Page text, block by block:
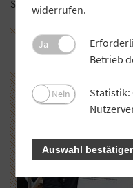
Spitzenposition des
widerrufen.
Ja
Betrieb
Nein
Statistik:
Auswahl